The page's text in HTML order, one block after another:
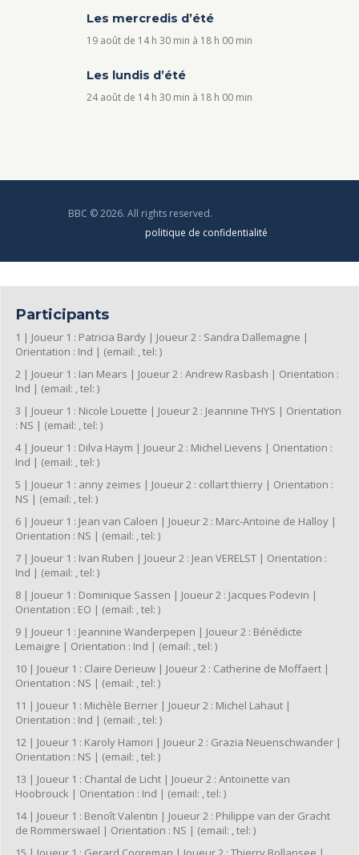
Les mercredis d’été
19 août de 14 h 30 min à 18 h 00 min
Les lundis d’été
24 août de 14 h 30 min à 18 h 00 min
BBC © 2026. All rights reserved.
politique de confidentialité
Participants
1 | Joueur 1 : Patricia Bardy | Joueur 2 : Sandra Dallemagne |
Orientation : Ind | (email: , tel: )
2 | Joueur 1 : Ian Mears | Joueur 2 : Andrew Rasbash | Orientation :
Ind | (email: , tel: )
3 | Joueur 1 : Nicole Louette | Joueur 2 : Jeannine THYS | Orientation
: NS | (email: , tel: )
4 | Joueur 1 : Dilva Haym | Joueur 2 : Michel Lievens | Orientation :
Ind | (email: , tel: )
5 | Joueur 1 : anny zeimes | Joueur 2 : collart thierry | Orientation :
NS | (email: , tel: )
6 | Joueur 1 : Jean van Caloen | Joueur 2 : Marc-Antoine de Halloy |
Orientation : NS | (email: , tel: )
7 | Joueur 1 : Ivan Ruben | Joueur 2 : Jean VERELST | Orientation :
Ind | (email: , tel: )
8 | Joueur 1 : Dominique Sassen | Joueur 2 : Jacques Podevin |
Orientation : EO | (email: , tel: )
9 | Joueur 1 : Jeannine Wanderpepen | Joueur 2 : Bénédicte
Lemaigre | Orientation : Ind | (email: , tel: )
10 | Joueur 1 : Claire Derieuw | Joueur 2 : Catherine de Moffaert |
Orientation : NS | (email: , tel: )
11 | Joueur 1 : Michèle Berrier | Joueur 2 : Michel Lahaut |
Orientation : Ind | (email: , tel: )
12 | Joueur 1 : Karoly Hamori | Joueur 2 : Grazia Neuenschwander |
Orientation : NS | (email: , tel: )
13 | Joueur 1 : Chantal de Licht | Joueur 2 : Antoinette van
Hoobrouck | Orientation : Ind | (email: , tel: )
14 | Joueur 1 : Benoît Valentin | Joueur 2 : Philippe van der Gracht
de Rommerswael | Orientation : NS | (email: , tel: )